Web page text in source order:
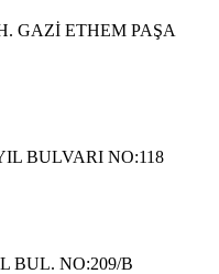
GAZİ ETHEM PAŞA
BULVARI NO:118
BUL. NO:209/B